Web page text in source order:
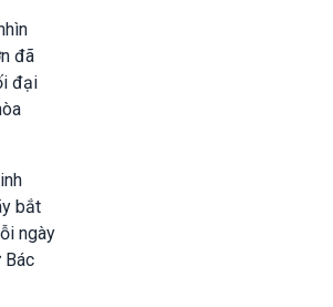
đã
đại
bắt
ngày
Bác